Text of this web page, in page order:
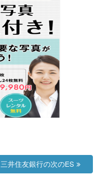
三井住友銀行の次のES